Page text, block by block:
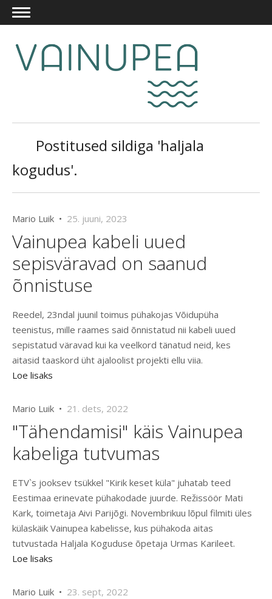
Postitused sildiga 'haljala
kogudus'.
Mario Luik • 25. juuni, 2023
Vainupea kabeli uued
sepisväravad on saanud
õnnistuse
Reedel, 23ndal juunil toimus pühakojas Võidupüha
teenistus, mille raames said õnnistatud nii kabeli uued
sepistatud väravad kui ka veelkord tänatud neid, kes
aitasid taaskord üht ajaloolist projekti ellu viia.
Loe lisaks
Mario Luik • 21. dets, 2022
"Tähendamisi" käis Vainupea
kabeliga tutvumas
ETV`s jooksev tsükkel "Kirik keset küla" juhatab teed
Eestimaa erinevate pühakodade juurde. Režissöör Mati
Kark, toimetaja Aivi Parijõgi. Novembrikuu lõpul filmiti üles
külaskäik Vainupea kabelisse, kus pühakoda aitas
tutvustada Haljala Koguduse õpetaja Urmas Karileet.
Loe lisaks
Mario Luik • 23. sept, 2022